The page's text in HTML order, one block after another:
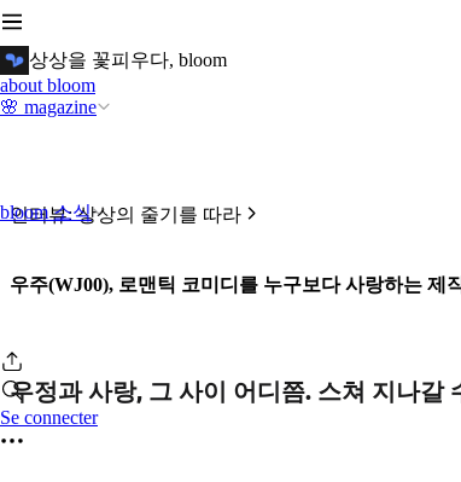
상상을 꽃피우다, bloom
about bloom
🌸 magazine
bloom 소식
Se connecter
인터뷰: 상상의 줄기를 따라
우주(WJ00), 로맨틱 코미디를 누구보다 사랑하는 제
우정과 사랑, 그 사이 어디쯤. 스쳐 지나갈